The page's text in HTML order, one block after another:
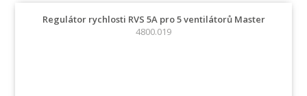
Regulátor rychlosti RVS 5A pro 5 ventilátorů Master
4800.019